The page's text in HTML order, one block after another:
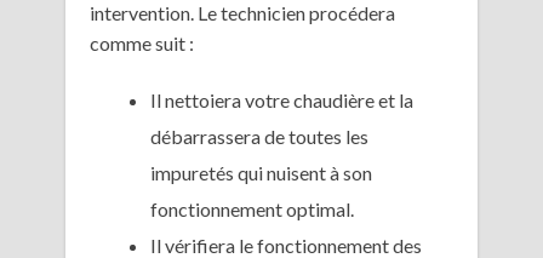
intervention. Le technicien procédera
comme suit :
Il nettoiera votre chaudière et la
débarrassera de toutes les
impuretés qui nuisent à son
fonctionnement optimal.
Il vérifiera le fonctionnement des